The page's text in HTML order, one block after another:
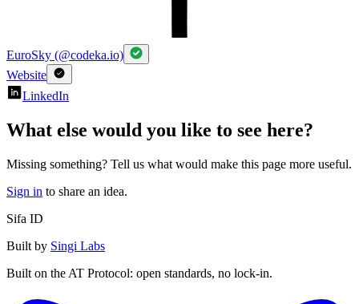
EuroSky (@codeka.io)
Website
LinkedIn
What else would you like to see here?
Missing something? Tell us what would make this page more useful.
Sign in to share an idea.
Sifa ID
Built by Singi Labs
Built on the AT Protocol: open standards, no lock-in.